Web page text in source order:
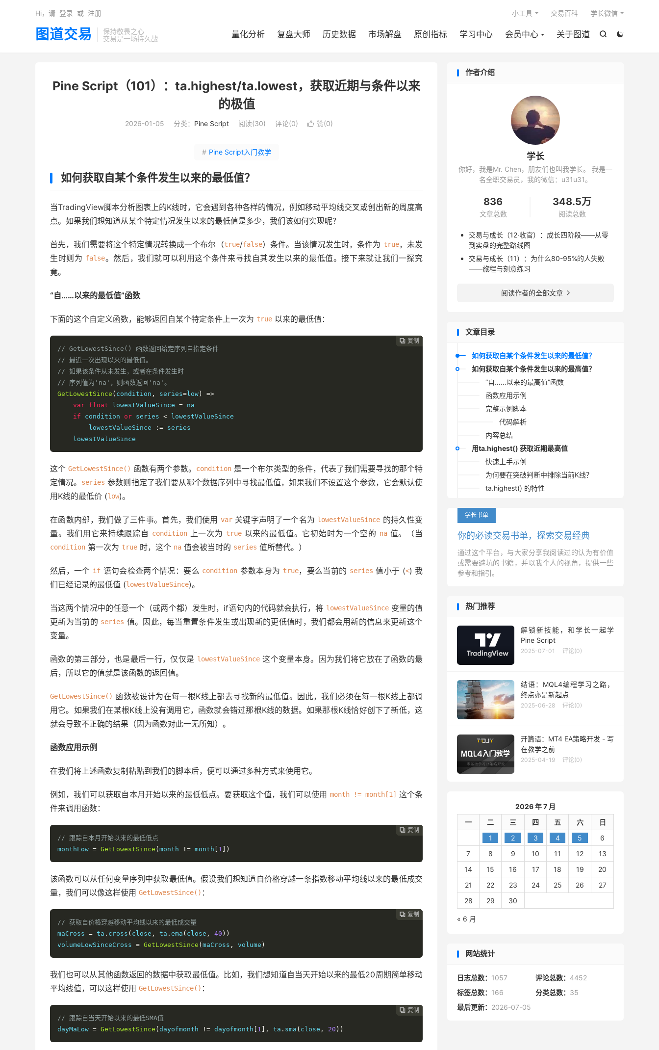
图道交易
保持敬畏之心
交易是一场持久战


量化分析 复盘大师 历史数据 市场解盘 原创指标 学习中心 会员中心 关于图道
小工具 交易百科 学长微信
Hi，请 登录 或 注册
Pine Script（101）：ta.highest/ta.lowest，获取近期与条件以来
的极值
2026-01-05 分类： Pine Script 阅读(30) 评论(0)  赞(0)
# Pine Script入门教学
如何获取自某个条件发生以来的最低值？
当TradingView脚本分析图表上的K线时，它会遇到各种各样的情况，例如移动平均线交叉或创出新的周度高
点。如果我们想知道从某个特定情况发生以来的最低值是多少，我们该如何实现呢？
首先，我们需要将这个特定情况转换成一个布尔（true/false）条件。当该情况发生时，条件为 true，未发
生时则为 false。然后，我们就可以利用这个条件来寻找自其发生以来的最低值。接下来就让我们一探究
竟。
“自……以来的最低值”函数
下面的这个自定义函数，能够返回自某个特定条件上一次为 true 以来的最低值：
 复制
 复制
 复制
 复制
 复制
 复制
 复制
 复制
 复制
 复制
 复制
 复制
 复制
 复制
 复制
 复制
 复制
 复制
 复制
 复制
 复制
 复制
 复制
 复制
 复制
 复制
 复制
 复制
 复制
 复制
 复制
 复制
 复制
 复制
// GetLowestSince() 函数返回给定序列自指定条件
// 最近一次出现以来的最低值。
// 如果该条件从未发生，或者在条件发生时
// 序列值为'na'，则函数返回'na'。
GetLowestSince ( condition , series= low )
=>
var float lowestValueSince = na
if condition or series < lowestValueSince
        lowestValueSince
:= series
    lowestValueSince
这个GetLowestSince() 函数有两个参数。 condition 是一个布尔类型的条件，代表了我们需要寻找的那个特
定情况。
series 参数则指定了我们要从哪个数据序列中寻找最低值，如果我们不设置这个参数，它会默认使
用K线的最低价 (low)。
在函数内部，我们做了三件事。首先，我们使用 var关键字声明了一个名为 lowestValueSince 的持久性变
量。我们用它来持续跟踪自
condition上一次为 true以来的最低值。它初始时为一个空的 na值。（当
condition 第一次为 true 时，这个 na 值会被当时的 series 值所替代。）
然后，一个 if 语句会检查两个情况：要么 condition 参数本身为 true，要么当前的 series 值小于 (<) 我
们已经记录的最低值 (lowestValueSince)。
当这两个情况中的任意一个（或两个都）发生时，if语句内的代码就会执行，将 lowestValueSince变量的值
更新为当前的 series 值。因此，每当重置条件发生或出现新的更低值时，我们都会用新的信息来更新这个
变量。
函数的第三部分，也是最后一行，仅仅是 lowestValueSince这个变量本身。因为我们将它放在了函数的最
后，所以它的值就是该函数的返回值。
GetLowestSince() 函数被设计为在每一根K线上都去寻找新的最低值。因此，我们必须在每一根K线上都调
用它。如果我们在某根K线上没有调用它，函数就会错过那根K线的数据。如果那根K线恰好创下了新低，这
就会导致不正确的结果（因为函数对此一无所知）。
函数应用示例
在我们将上述函数复制粘贴到我们的脚本后，便可以通过多种方式来使用它。
例如，我们可以获取自本月开始以来的最低低点。要获取这个值，我们可以使用 month != month[1] 这个条
件来调用函数：
 复制
 复制
 复制
 复制
 复制
 复制
 复制
 复制
 复制
 复制
 复制
 复制
 复制
 复制
 复制
 复制
 复制
 复制
 复制
 复制
 复制
 复制
 复制
 复制
 复制
 复制
 复制
 复制
 复制
 复制
 复制
 复制
 复制
// 跟踪自本月开始以来的最低低点
monthLow = GetLowestSince ( month != month 1 ])
该函数可以从任何变量序列中获取最低值。假设我们想知道自价格穿越一条指数移动平均线以来的最低成交
量，我们可以像这样使用 GetLowestSince() ：
 复制
 复制
 复制
 复制
 复制
 复制
 复制
 复制
 复制
 复制
 复制
 复制
 复制
 复制
 复制
 复制
 复制
 复制
 复制
 复制
 复制
 复制
 复制
 复制
 复制
 复制
 复制
 复制
 复制
 复制
 复制
 复制
// 获取自价格穿越移动平均线以来的最低成交量
maCross = ta . cross ( close , ta . ema ( close , 40 ))
volumeLowSinceCross = GetLowestSince ( maCross , volume )
我们也可以从其他函数返回的数据中获取最低值。比如，我们想知道自当天开始以来的最低20周期简单移动
平均线值，可以这样使用 GetLowestSince() ：
 复制
 复制
 复制
 复制
 复制
 复制
 复制
 复制
 复制
 复制
 复制
 复制
 复制
 复制
 复制
 复制
 复制
 复制
 复制
 复制
 复制
 复制
 复制
 复制
 复制
 复制
 复制
 复制
 复制
 复制
 复制
// 跟踪自当天开始以来的最低SMA值
dayMaLow = GetLowestSince ( dayofmonth != dayofmonth 1 ], ta . sma ( close , 20 ))
作者介绍
学长
你好，我是Mr. Chen，朋友们也叫我学长。 我是一
名全职交易员，我的微信：u31u31。
836
文章总数
348.5万
阅读总数
交易与成长（12·收官）：成长四阶段——从零
到实盘的完整路线图
交易与成长（11）：为什么80-95%的人失败
——旅程与刻意练习
阅读作者的全部文章 
文章目录
如何获取自某个条件发生以来的最低值？
如何获取自某个条件发生以来的最高值？
“自……以来的最高值”函数
函数应用示例
完整示例脚本
代码解析
内容总结
用ta.highest() 获取近期最高值
快速上手示例
为何要在突破判断中排除当前K线？
ta.highest() 的特性
用ta.lowest() 获取近期最低值
快速上手示例
为何要在突破判断中排除当前K线？
学长书单
你的必读交易书单，探索交易经典
通过这个平台，与大家分享我阅读过的认为有价值
或需要避坑的书籍，并以我个人的视角，提供一些
参考和指引。
热门推荐
解锁新技能，和学长一起学
Pine Script
2025-07-01 评论(0)
结语：MQL4编程学习之路，
终点亦是新起点
2025-06-28 评论(0)
开篇语：MT4 EA策略开发 - 写
在教学之前
2025-04-19 评论(0)
2026 年 7 月
一
二 三 四 五 六
日
1
2 3 4 5
6
7
8 9 10 11 12
13
14
15 16 17 18 19
20
21
22 23 24 25 26
27
28
29 30
« 6 月
网站统计
日志总数： 1057 评论总数： 4452
标签总数： 166 分类总数： 35
最后更新： 2026-07-05